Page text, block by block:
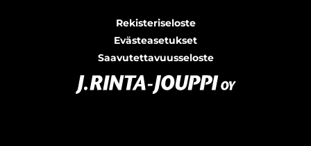
Rekisteriseloste
Evästeasetukset
Saavutettavuusseloste